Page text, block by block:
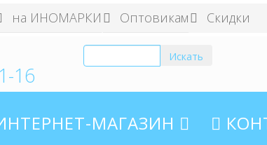
на ИНОМАРКИ Оптовикам Скидки
16
МАГАЗИН